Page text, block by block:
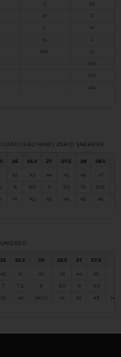
S
XS
M
S
L
M
XL
L
XXL
XL
XXL
3XL
4XL
GIGU I SALI NINE I ZEROI SNEAKER
26 26.5 27 27.5 28 28.5
42 43 44 45 46 47
8 8.5 9 9.5 10 10.5
41 42 43 44 45 46
II
25 25.5 26 26.5 27 27.5
40 41 42 43 44 45
7 7.5 8 8.5 9 9.5
39 40 (40.5) 41 42 43